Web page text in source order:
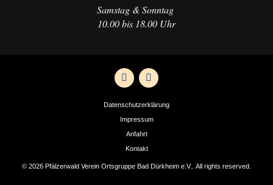
Samstag & Sonntag
10.00 bis 18.00 Uhr
Datenschutzerklärung
Impressum
Anfahrt
Kontakt
© 2026 Pfälzerwald Verein Ortsgruppe Bad Dürkheim e.V.. All rights reserved.